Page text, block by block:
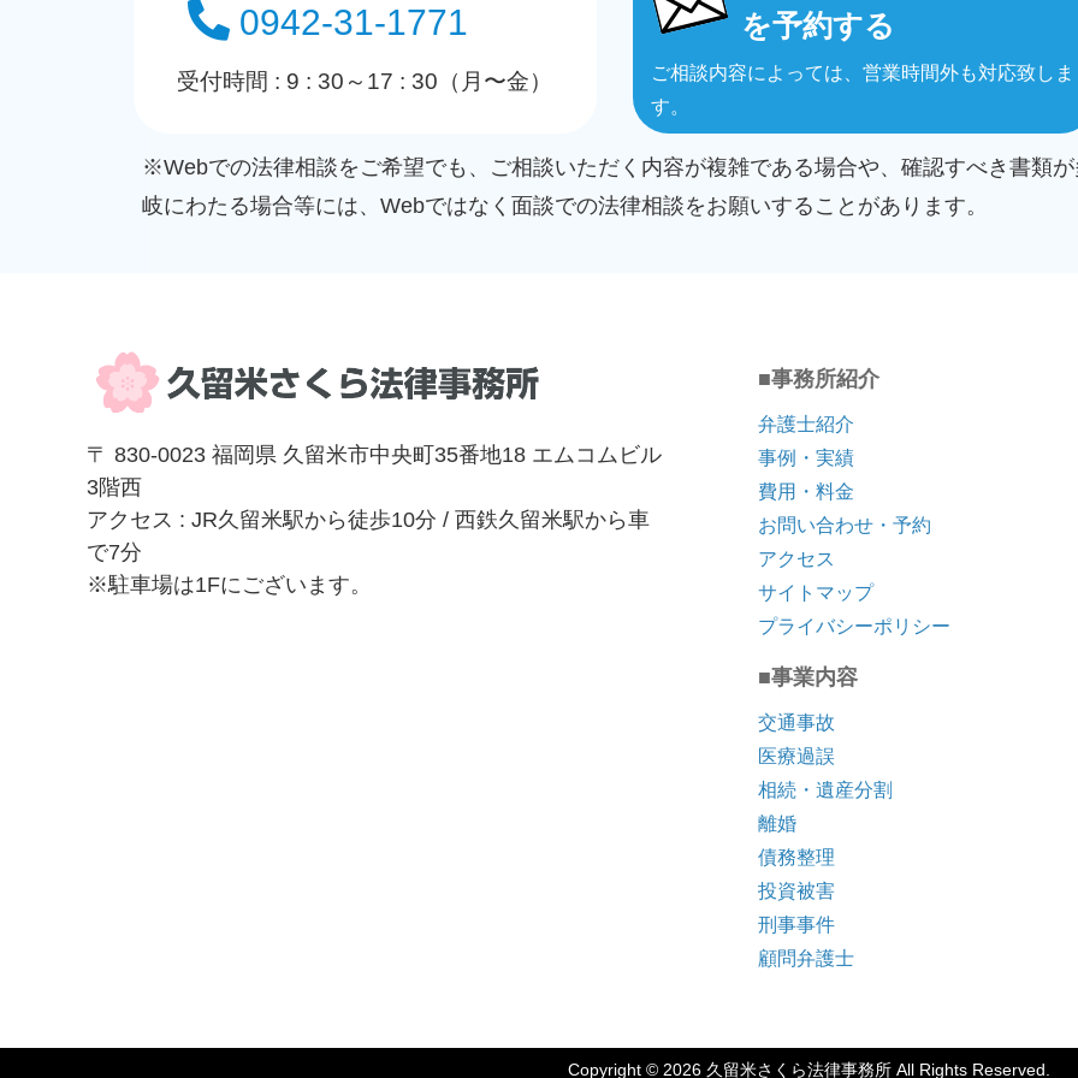
0942-31-1771
受付時間 : 9 : 30～17 : 30（月〜金）
を予約する
ご相談内容によっては、営業時間外も対応致しま
す。
※Webでの法律相談をご希望でも、ご相談いただく内容が複雑である場合や、確認すべき書類が
岐にわたる場合等には、Webではなく面談での法律相談をお願いすることがあります。
〒 830-0023 福岡県 久留米市中央町35番地18 エムコムビル
3階西
アクセス : JR久留米駅から徒歩10分 / 西鉄久留米駅から車
で7分
※駐車場は1Fにございます。
■事務所紹介
弁護士紹介
事例・実績
費用・料金
お問い合わせ・予約
アクセス
サイトマップ
プライバシーポリシー
■事業内容
交通事故
医療過誤
相続・遺産分割
離婚
債務整理
投資被害
刑事事件
顧問弁護士
Copyright © 2026 久留米さくら法律事務所 All Rights Reserved.